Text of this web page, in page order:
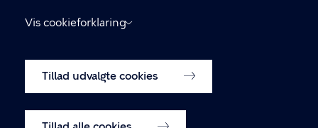
Vis cookieforklaring
Tillad udvalgte cookies
LINKS
Cookiepolitik
Cookieindstillinger